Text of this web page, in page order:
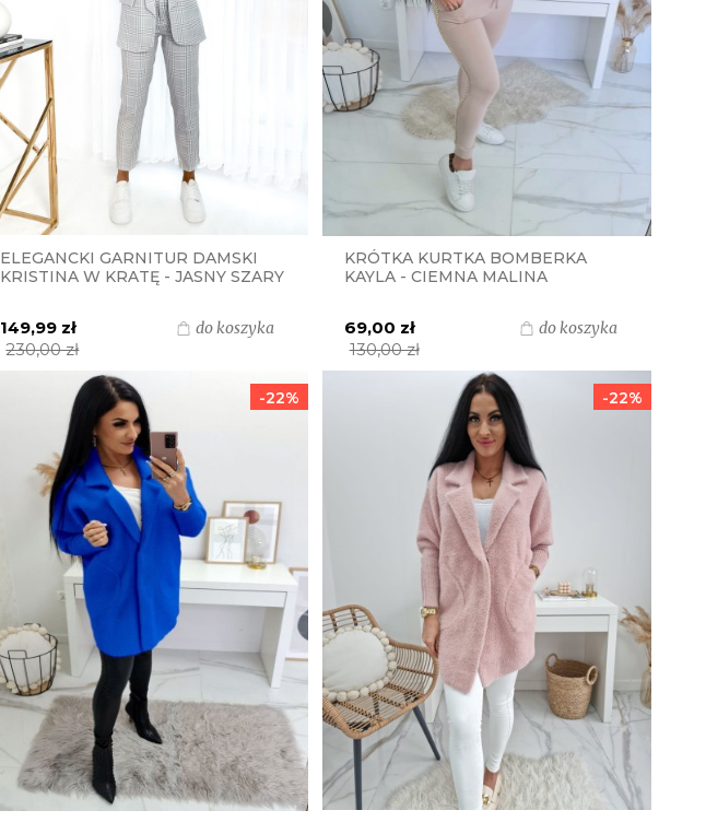
ELEGANCKI GARNITUR DAMSKI
KRISTINA W KRATĘ - JASNY SZARY
149,99 zł
230,00 zł
do koszyka
KRÓTKA KURTKA BOMBERKA
KAYLA - CIEMNA MALINA
69,00 zł
130,00 zł
do koszyka
-22% -22%